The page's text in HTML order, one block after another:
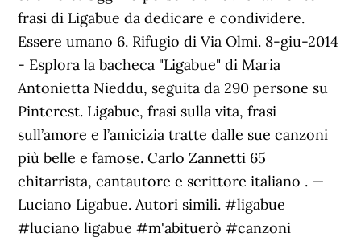
frasi di Ligabue da dedicare e condividere.
Essere umano 6. Rifugio di Via Olmi. 8-giu-2014
- Esplora la bacheca "Ligabue" di Maria
Antonietta Nieddu, seguita da 290 persone su
Pinterest. Ligabue, frasi sulla vita, frasi
sull’amore e l’amicizia tratte dalle sue canzoni
più belle e famose. Carlo Zannetti 65
chitarrista, cantautore e scrittore italiano . —
Luciano Ligabue. Autori simili. #ligabue
#luciano ligabue #m'abituerò #canzoni